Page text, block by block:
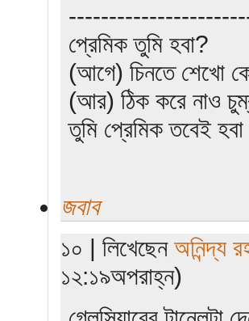
প্রেমিক তুমি হবা?
(আগে) চিনতে শেখো
(আর) ঠিক করে নাও
তুমি প্রেমিক তবেই
জবাব
১০ | লিখেছেন অনিন্দ্য
১২:১৯অপরাহ্ন)